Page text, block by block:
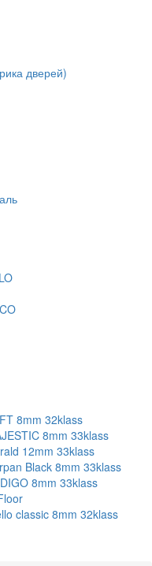
дверей)
8mm 32klass
8mm 33klass
12mm 33klass
Black 8mm 33klass
8mm 33klass
classic 8mm 32klass